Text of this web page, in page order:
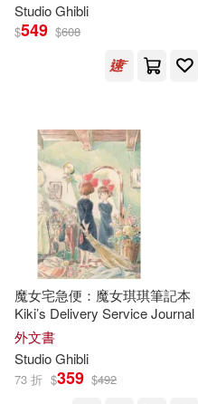
StudioGhibli
$549 $608
魔女宅急便：魔女琪琪筆記本
Kiki’s Delivery Service Journal
外文書
StudioGhibli
73 折 $359 $492